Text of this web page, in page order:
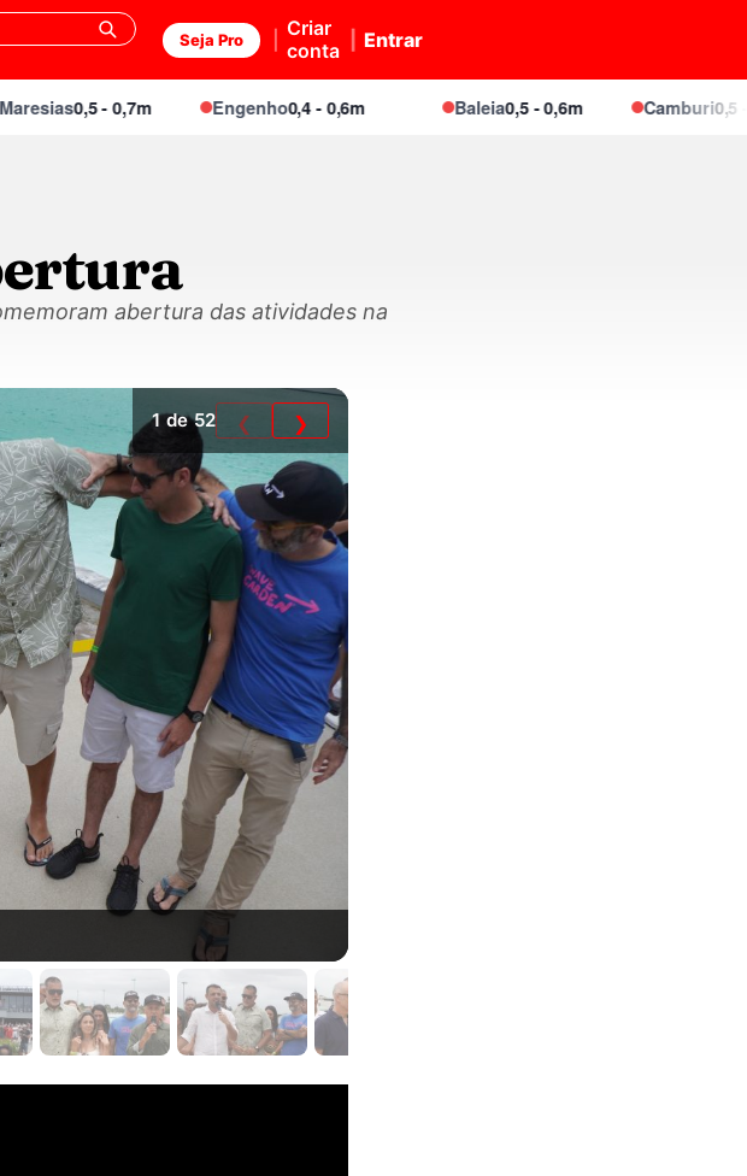
Seja Pro
Criar
conta
Entrar
0,5 - 0,7m Engenho0,4 - 0,6m Baleia0,5 - 0,6m Camburi0,5 - 0,7m
abertura das atividades na
1de 52 ❮ ❯